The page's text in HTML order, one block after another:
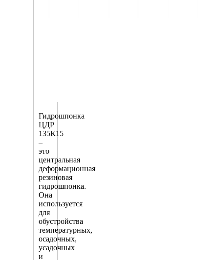
Гидрошпонка
ЦДР
135К15
–
это
центральная
деформационная
резиновая
гидрошпонка.
Она
используется
для
обустройства
температурных,
осадочных,
усадочных
и